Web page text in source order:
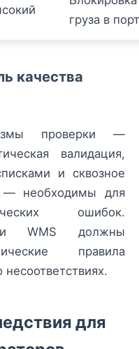
груза в
качества
проверки —
валидация,
и сквозное
— необходимы для
ошибок.
и WMS должны
правила
для